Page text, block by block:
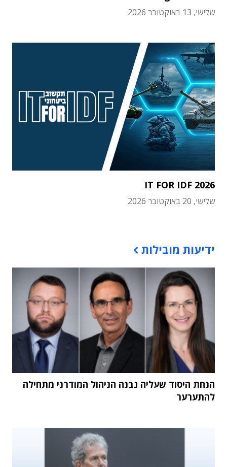
שלישי, 13 באוקטובר 2026
IT FOR IDF 2026
שלישי, 20 באוקטובר 2026
ידיעות מובילות
הנחת היסוד שעליה נבנה הניהול המודרני מתחילה
להתערער